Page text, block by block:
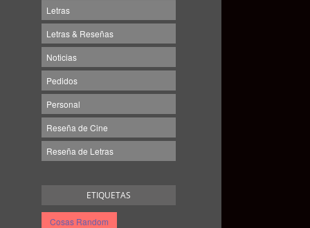
Letras
Letras & Reseñas
Noticias
Pedidos
Personal
Reseña de Cine
Reseña de Letras
ETIQUETAS
Cosas Random